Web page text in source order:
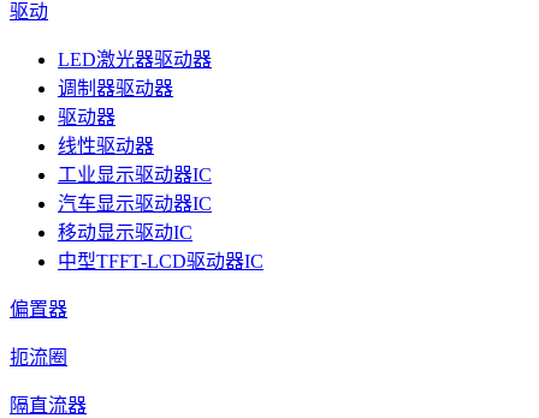
驱动
LED激光器驱动器
调制器驱动器
驱动器
线性驱动器
工业显示驱动器IC
汽车显示驱动器IC
移动显示驱动IC
中型TFFT-LCD驱动器IC
偏置器
扼流圈
隔直流器